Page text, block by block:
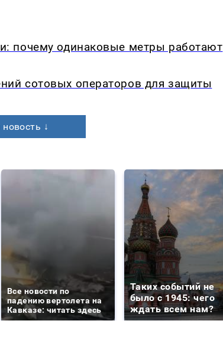
почему одинаковые метры работают
сотовых операторов для защиты
↓
Все новости по
падению вертолета на
Кавказе: читать здесь
Таких событий не
было с 1945: чего
ждать всем нам?